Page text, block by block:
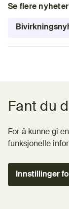
Se flere nyheter
Fant du
For å kunne gi
funksjonelle
Innstillinger